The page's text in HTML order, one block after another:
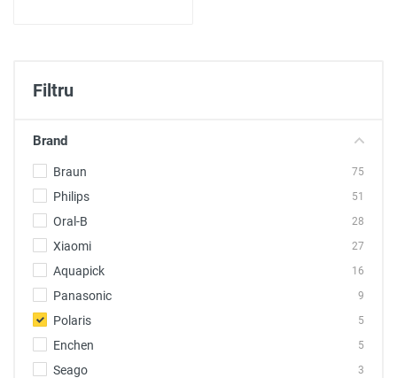
Filtru
Brand
Braun 75
Philips 51
Oral-B 28
Xiaomi 27
Aquapick 16
Panasonic 9
Polaris 5
Enchen 5
Seago 3